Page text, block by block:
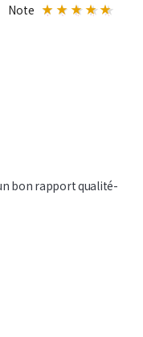
Note
bon rapport qualité-